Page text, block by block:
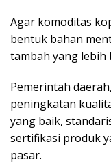
Agar komoditas
bentuk bahan
tambah yang lebih
Pemerintah
peningkatan
yang baik,
sertifikasi produk
pasar.